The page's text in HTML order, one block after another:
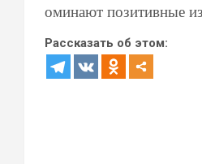
оминают позитивные
Рассказать об этом: